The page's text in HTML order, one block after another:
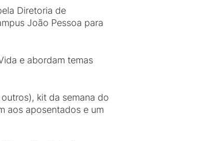
Diretoria de
João Pessoa para
e abordam temas
kit da semana do
aos aposentados e um